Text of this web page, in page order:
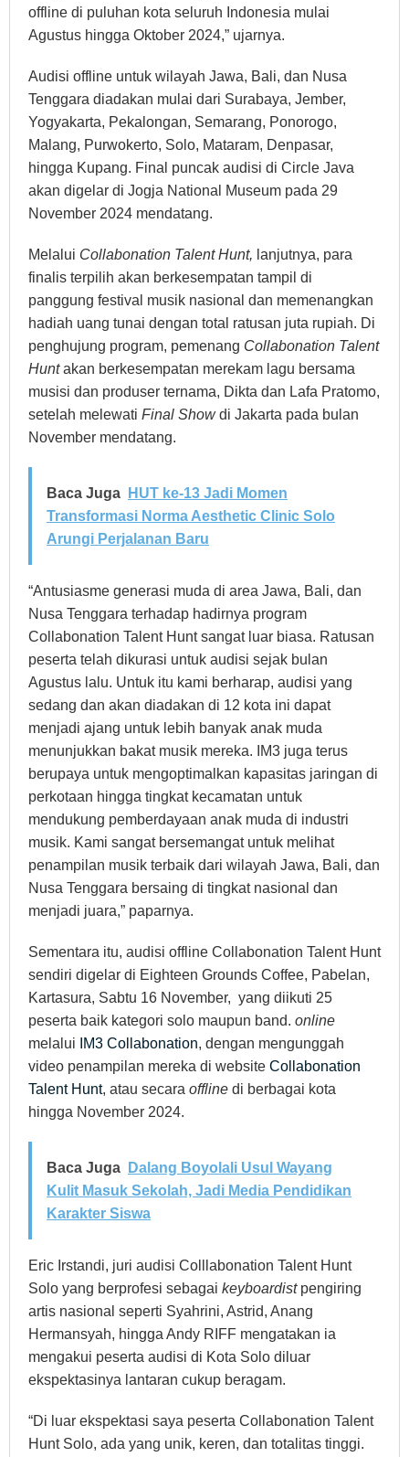
offline di puluhan kota seluruh Indonesia mulai
Agustus hingga Oktober 2024,” ujarnya.
Audisi offline untuk wilayah Jawa, Bali, dan Nusa
Tenggara diadakan mulai dari Surabaya, Jember,
Yogyakarta, Pekalongan, Semarang, Ponorogo,
Malang, Purwokerto, Solo, Mataram, Denpasar,
hingga Kupang. Final puncak audisi di Circle Java
akan digelar di Jogja National Museum pada 29
November 2024 mendatang.
Melalui Collabonation Talent Hunt, lanjutnya, para
finalis terpilih akan berkesempatan tampil di
panggung festival musik nasional dan memenangkan
hadiah uang tunai dengan total ratusan juta rupiah. Di
penghujung program, pemenang Collabonation Talent
Huntakan berkesempatan merekam lagu bersama
musisi dan produser ternama, Dikta dan Lafa Pratomo,
setelah melewati Final Showdi Jakarta pada bulan
November mendatang.
Baca Juga
HUT ke-13 Jadi Momen
Transformasi Norma Aesthetic Clinic Solo
Arungi Perjalanan Baru
“Antusiasme generasi muda di area Jawa, Bali, dan
Nusa Tenggara terhadap hadirnya program
Collabonation Talent Hunt sangat luar biasa. Ratusan
peserta telah dikurasi untuk audisi sejak bulan
Agustus lalu. Untuk itu kami berharap, audisi yang
sedang dan akan diadakan di 12 kota ini dapat
menjadi ajang untuk lebih banyak anak muda
menunjukkan bakat musik mereka. IM3 juga terus
berupaya untuk mengoptimalkan kapasitas jaringan di
perkotaan hingga tingkat kecamatan untuk
mendukung pemberdayaan anak muda di industri
musik. Kami sangat bersemangat untuk melihat
penampilan musik terbaik dari wilayah Jawa, Bali, dan
Nusa Tenggara bersaing di tingkat nasional dan
menjadi juara,” paparnya.
Sementara itu, audisi offline Collabonation Talent Hunt
sendiri digelar di Eighteen Grounds Coffee, Pabelan,
Kartasura, Sabtu 16 November, yang diikuti 25
peserta baik kategori solo maupun band. online
melalui IM3 Collabonation, dengan mengunggah
video penampilan mereka di website Collabonation
Talent Hunt, atau secara offline di berbagai kota
hingga November 2024.
Baca Juga
Dalang Boyolali Usul Wayang
Kulit Masuk Sekolah, Jadi Media Pendidikan
Karakter Siswa
Eric Irstandi, juri audisi Colllabonation Talent Hunt
Solo yang berprofesi sebagai keyboardistpengiring
artis nasional seperti Syahrini, Astrid, Anang
Hermansyah, hingga Andy RIFF mengatakan ia
mengakui peserta audisi di Kota Solo diluar
ekspektasinya lantaran cukup beragam.
“Di luar ekspektasi saya peserta Collabonation Talent
Hunt Solo, ada yang unik, keren, dan totalitas tinggi.